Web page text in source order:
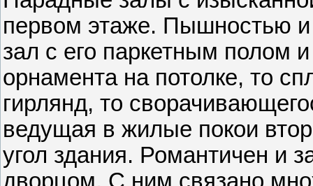
первом этаже. Пышностью и
зал с его паркетным полом
орнамента на потолке, то
гирлянд, то
ведущая в жилые покои
угол здания. Романтичен и